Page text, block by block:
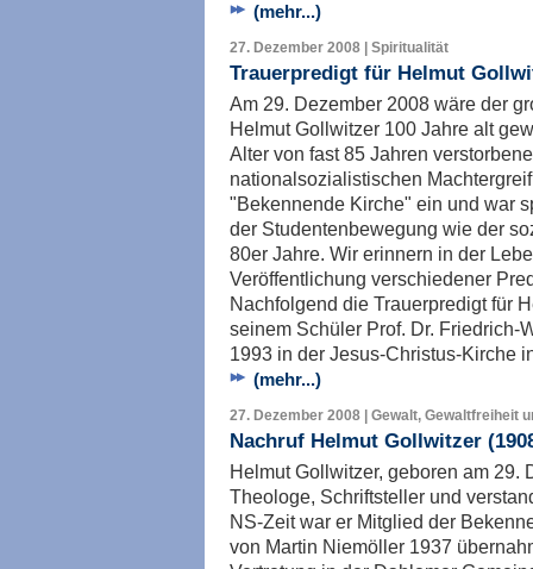
(mehr...)
27. Dezember 2008 | Spiritualität
Trauerpredigt für Helmut
Am 29. Dezember 2008 wäre der
Helmut Gollwitzer 100 Jahre alt
Alter von fast 85 Jahren
nationalsozialistischen
"Bekennende Kirche" ein und war
der Studentenbewegung wie der
80er Jahre. Wir erinnern in der
Veröffentlichung verschiedener
Nachfolgend die Trauerpredigt für
seinem Schüler Prof. Dr. Friedrich-
1993 in der Jesus-Christus-Kirche
(mehr...)
27. Dezember 2008 | Gewalt, Gewaltfreiheit
Nachruf Helmut Gollwitzer
Helmut Gollwitzer, geboren am 29.
Theologe, Schriftsteller und
NS-Zeit war er Mitglied der
von Martin Niemöller 1937